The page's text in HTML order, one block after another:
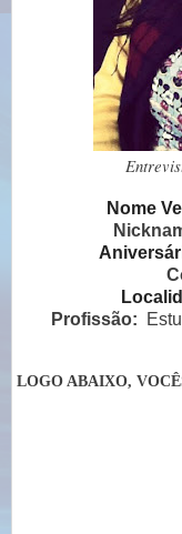
Nome
Profissão:
LOGO ABAIXO,